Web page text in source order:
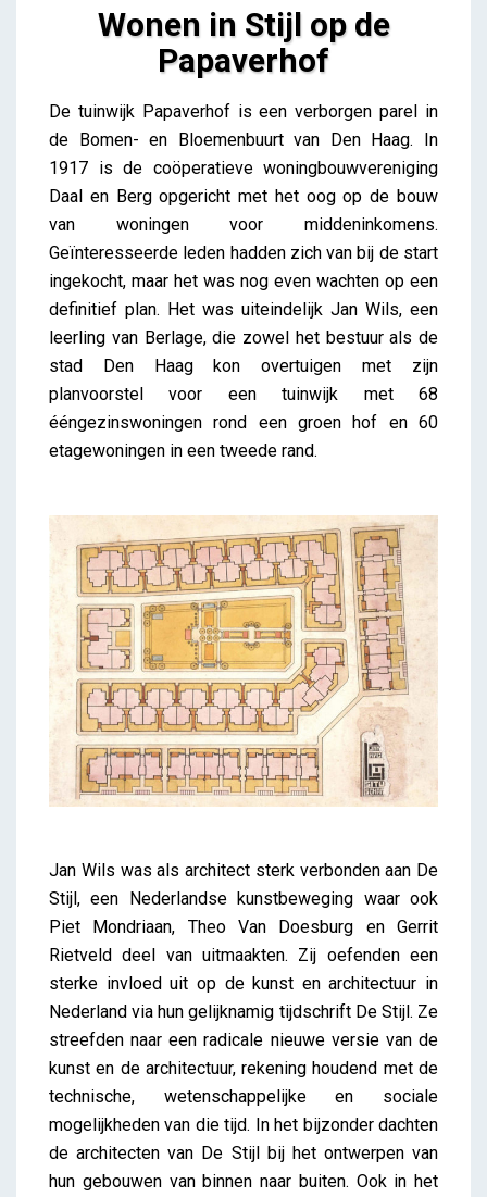
Wonen in Stijl op de
Papaverhof
Wonen in Stijl op de Papaverhof
Lieve Drooghmans
De tuinwijk Papaverhof is een verborgen parel in
de Bomen- en Bloemenbuurt van Den Haag. In
1917 is de coöperatieve woningbouwvereniging
Daal en Berg opgericht met het oog op de bouw
van woningen voor middeninkomens.
Geïnteresseerde leden hadden zich van bij de start
ingekocht, maar het was nog even wachten op een
definitief plan. Het was uiteindelijk Jan Wils, een
leerling van Berlage, die zowel het bestuur als de
stad Den Haag kon overtuigen met zijn
planvoorstel voor een tuinwijk met 68
ééngezinswoningen rond een groen hof en 60
etagewoningen in een tweede rand.
Jan Wils was als architect sterk verbonden aan De
Stijl, een Nederlandse kunstbeweging waar ook
Piet Mondriaan, Theo Van Doesburg en Gerrit
Rietveld deel van uitmaakten. Zij oefenden een
sterke invloed uit op de kunst en architectuur in
Nederland via hun gelijknamig tijdschrift De Stijl. Ze
streefden naar een radicale nieuwe versie van de
kunst en de architectuur, rekening houdend met de
technische, wetenschappelijke en sociale
mogelijkheden van die tijd. In het bijzonder dachten
de architecten van De Stijl bij het ontwerpen van
hun gebouwen van binnen naar buiten. Ook in het